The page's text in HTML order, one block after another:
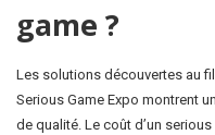
game ?
Les solutions découvertes au
Serious Game Expo montrent
de qualité. Le coût d’un